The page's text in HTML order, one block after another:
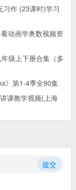
习作 (23课时)学习
动画学奥数视频资
级上下册合集（多
》第1-4季全90集
课教学视频(上海
提交